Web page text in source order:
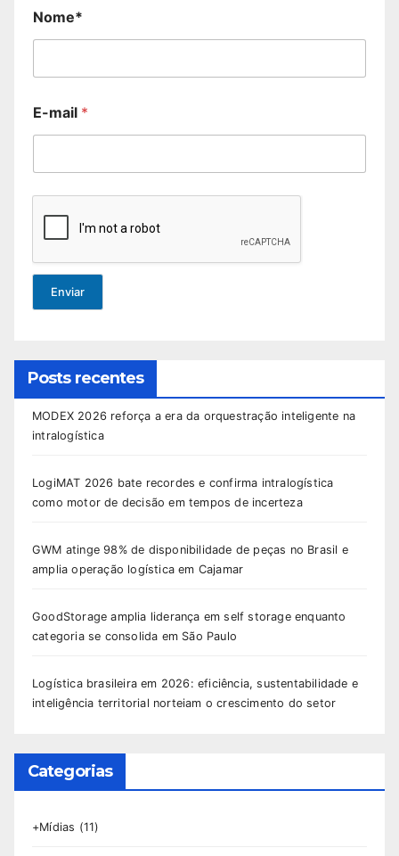
Nome*
E-mail *
Enviar
Posts recentes
MODEX 2026 reforça a era da orquestração inteligente na
intralogística
LogiMAT 2026 bate recordes e confirma intralogística
como motor de decisão em tempos de incerteza
GWM atinge 98% de disponibilidade de peças no Brasil e
amplia operação logística em Cajamar
GoodStorage amplia liderança em self storage enquanto
categoria se consolida em São Paulo
Logística brasileira em 2026: eficiência, sustentabilidade e
inteligência territorial norteiam o crescimento do setor
Categorias
+Mídias (11)